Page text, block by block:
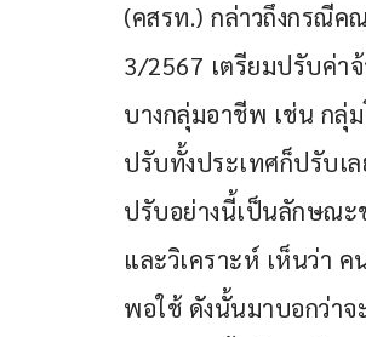
(คสรท.) กล่าวถึงกรณีค
3/2567 เตรียมปรับค่า
บางกลุ่มอาชีพ เช่น กลุ่
ปรับทั้งประเทศก็ปรับเ
ปรับอย่างนี้เป็นลักษณะ
และวิเคราะห์ เห็นว่า ค
พอใช้ ดังนั้นมาบอกว่า